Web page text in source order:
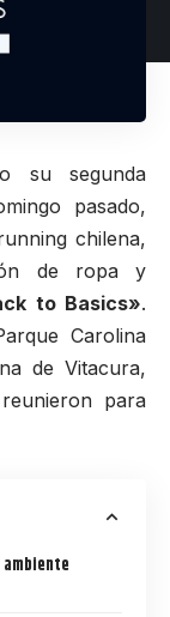
su segunda
pasado,
chilena,
de ropa y
to Basics».
Carolina
de Vitacura,
para